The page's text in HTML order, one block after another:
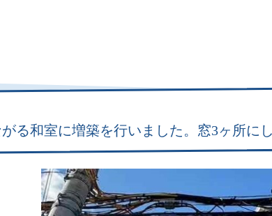
る和室に増築を行いました。窓3ヶ所に